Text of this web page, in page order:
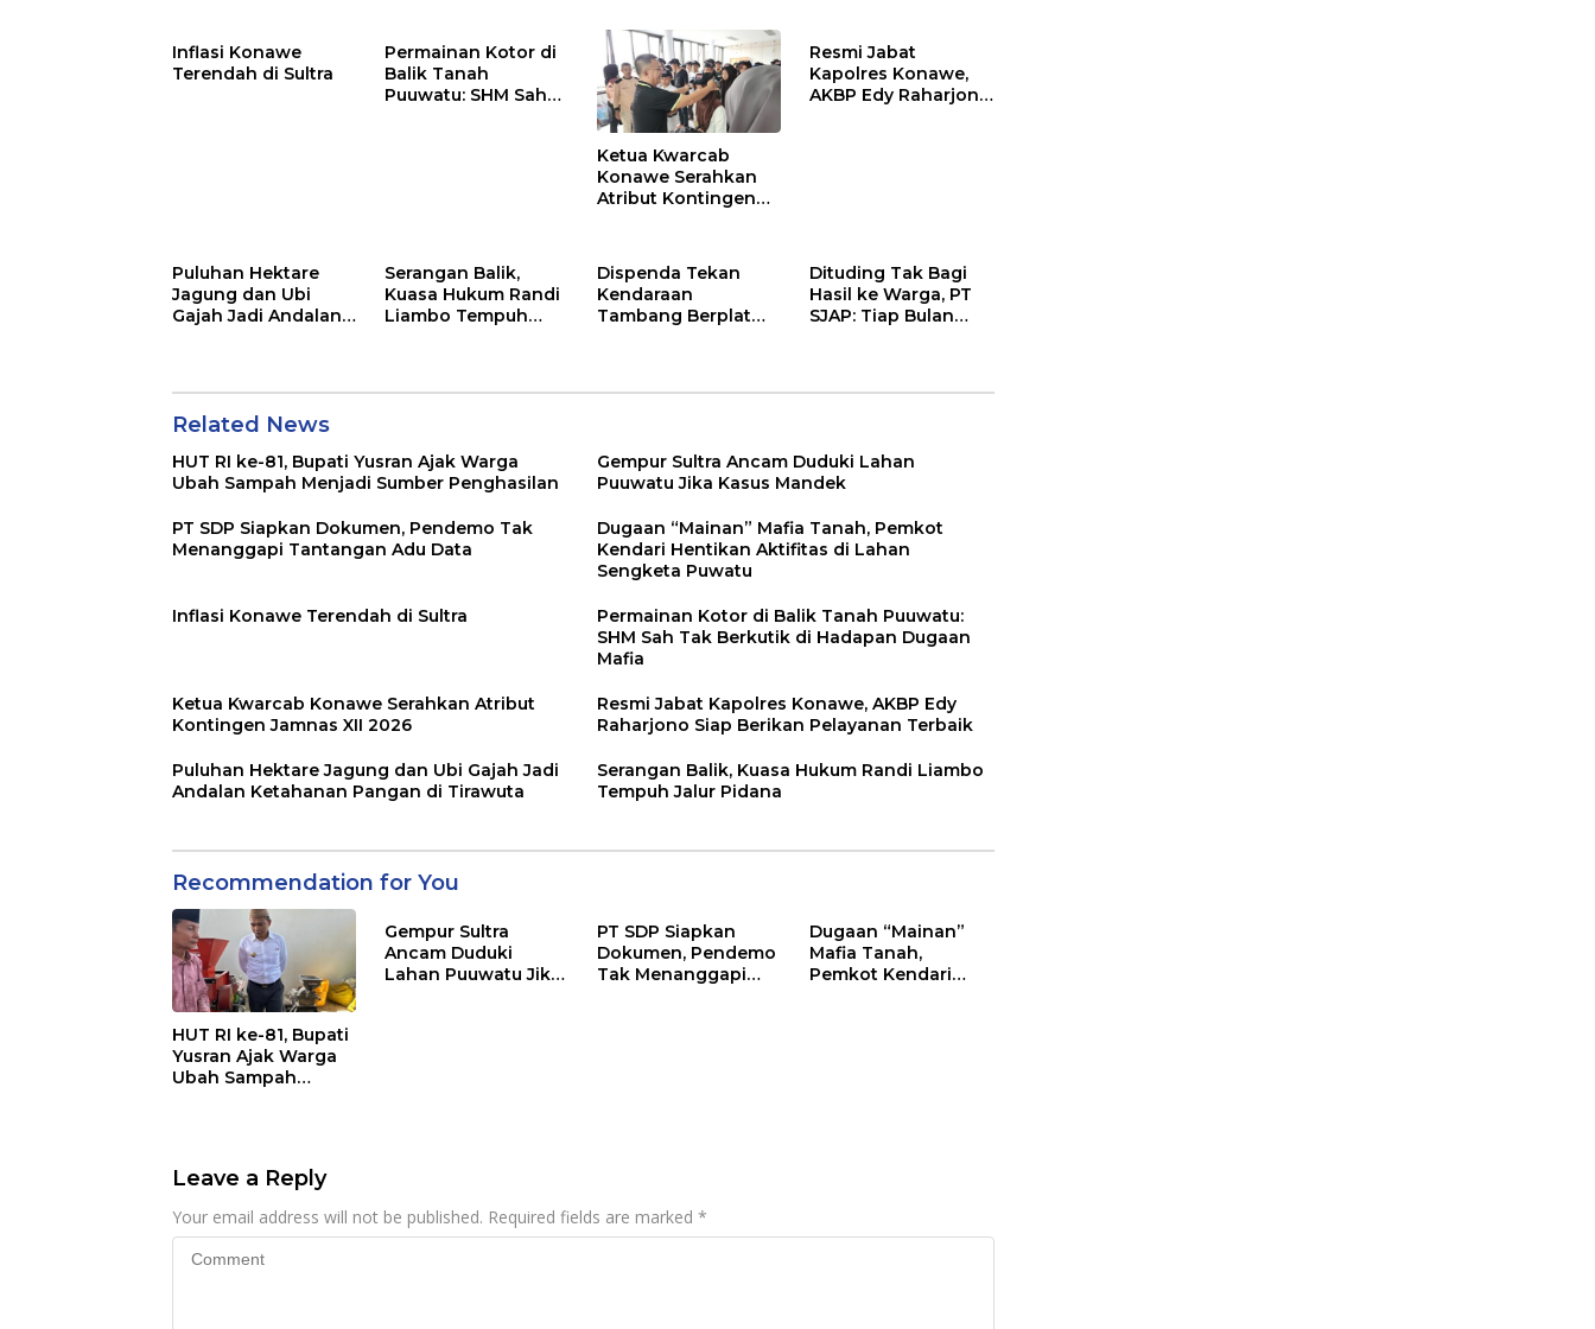
Inflasi Konawe
Terendah di Sultra
Permainan Kotor di
Balik Tanah
Puuwatu: SHM Sah
Ketua Kwarcab
Konawe Serahkan
Atribut Kontingen
Resmi Jabat
Kapolres Konawe,
AKBP Edy Raharjono
Puluhan Hektare
Jagung dan Ubi
Gajah Jadi Andalan
Serangan Balik,
Kuasa Hukum Randi
Liambo Tempuh
Dispenda Tekan
Kendaraan
Tambang Berplat
Dituding Tak Bagi
Hasil ke Warga, PT
SJAP: Tiap Bulan
Related News
HUT RI ke-81, Bupati Yusran Ajak Warga
Ubah Sampah Menjadi Sumber Penghasilan
Gempur Sultra Ancam Duduki Lahan
Puuwatu Jika Kasus Mandek
PT SDP Siapkan Dokumen, Pendemo Tak
Menanggapi Tantangan Adu Data
Dugaan “Mainan” Mafia Tanah, Pemkot
Kendari Hentikan Aktifitas di Lahan
Sengketa Puwatu
Inflasi Konawe Terendah di Sultra
Permainan Kotor di Balik Tanah Puuwatu:
SHM Sah Tak Berkutik di Hadapan Dugaan
Mafia
Ketua Kwarcab Konawe Serahkan Atribut
Kontingen Jamnas XII 2026
Resmi Jabat Kapolres Konawe, AKBP Edy
Raharjono Siap Berikan Pelayanan Terbaik
Puluhan Hektare Jagung dan Ubi Gajah Jadi
Andalan Ketahanan Pangan di Tirawuta
Serangan Balik, Kuasa Hukum Randi Liambo
Tempuh Jalur Pidana
Recommendation for You
HUT RI ke-81, Bupati
Yusran Ajak Warga
Ubah Sampah
Gempur Sultra
Ancam Duduki
Lahan Puuwatu Jika
PT SDP Siapkan
Dokumen, Pendemo
Tak Menanggapi
Dugaan “Mainan”
Mafia Tanah,
Pemkot Kendari
Leave a Reply
Your email address will not be published. Required fields are marked *